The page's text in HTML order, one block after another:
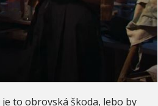
to obrovská škoda, lebo by